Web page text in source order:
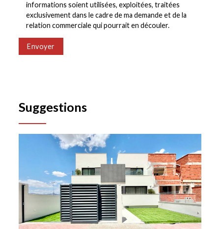
informations soient utilisées, exploitées, traitées
exclusivement dans le cadre de ma demande et de la
relation commerciale qui pourrait en découler.
Envoyer
Suggestions